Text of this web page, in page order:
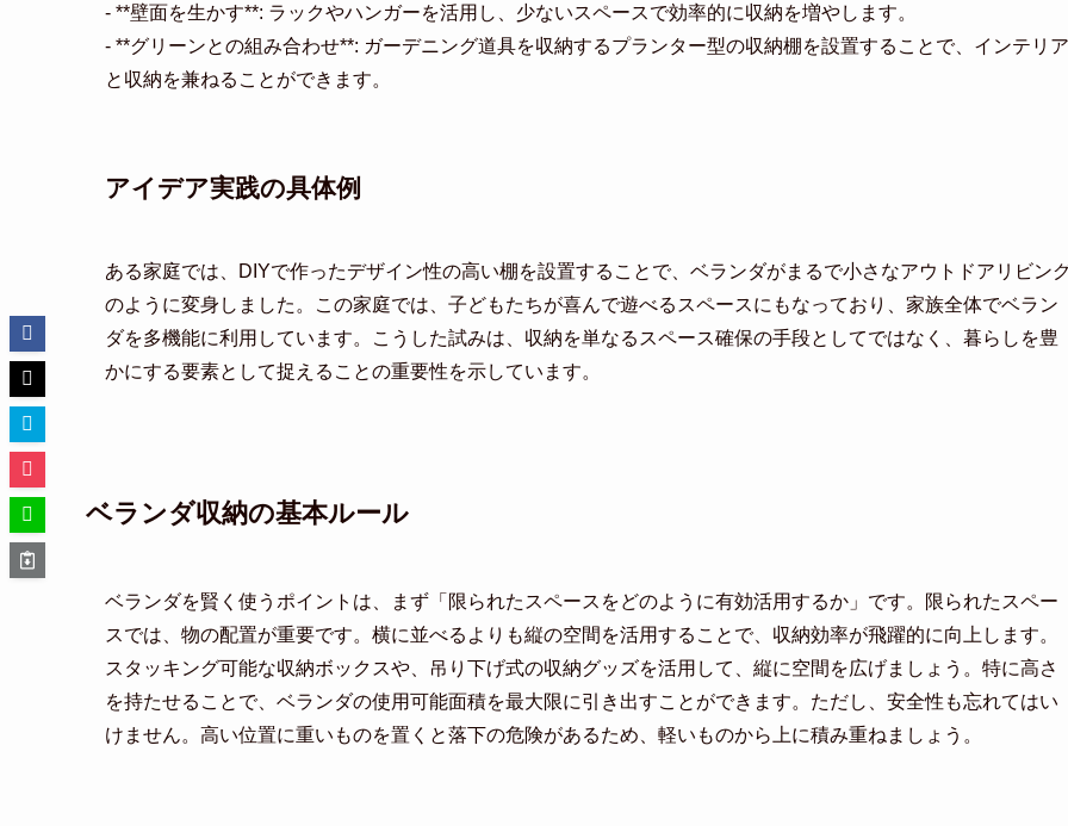
- **壁面を生かす**: ラックやハンガーを活用し、少ないスペースで効率的に収納を増やします。
- **グリーンとの組み合わせ**: ガーデニング道具を収納するプランター型の収納棚を設置することで、インテリア
と収納を兼ねることができます。
アイデア実践の具体例
ある家庭では、DIYで作ったデザイン性の高い棚を設置することで、ベランダがまるで小さなアウトドアリビン
のように変身しました。この家庭では、子どもたちが喜んで遊べるスペースにもなっており、家族全体でベラン
ダを多機能に利用しています。こうした試みは、収納を単なるスペース確保の手段としてではなく、暮らしを豊
かにする要素として捉えることの重要性を示しています。
ベランダ収納の基本ルール
ベランダを賢く使うポイントは、まず「限られたスペースをどのように有効活用するか」です。限られたスペー
スでは、物の配置が重要です。横に並べるよりも縦の空間を活用することで、収納効率が飛躍的に向上します。
スタッキング可能な収納ボックスや、吊り下げ式の収納グッズを活用して、縦に空間を広げましょう。特に高さ
を持たせることで、ベランダの使用可能面積を最大限に引き出すことができます。ただし、安全性も忘れてはい
けません。高い位置に重いものを置くと落下の危険があるため、軽いものから上に積み重ねましょう。